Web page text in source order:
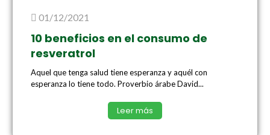
01/12/2021
10 beneficios en el consumo de
resveratrol
Aquel que tenga salud tiene esperanza y aquél con
esperanza lo tiene todo. Proverbio árabe David...
Leer más